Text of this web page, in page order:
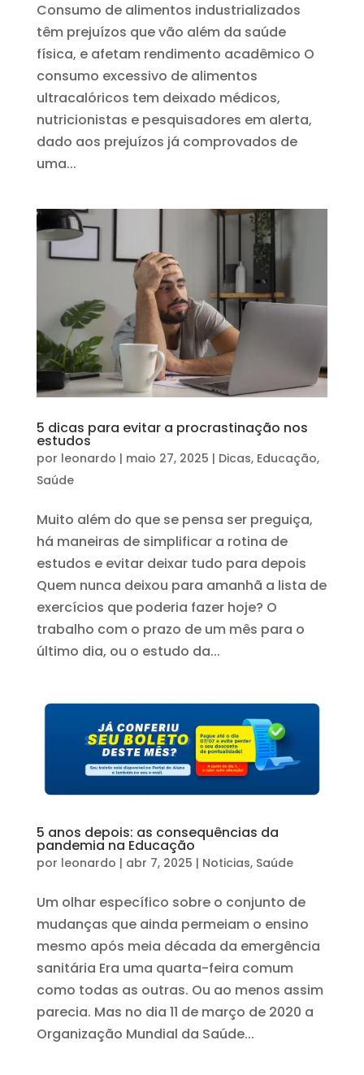
Consumo de alimentos industrializados
têm prejuízos que vão além da saúde
física, e afetam rendimento acadêmico O
consumo excessivo de alimentos
ultracalóricos tem deixado médicos,
nutricionistas e pesquisadores em alerta,
dado aos prejuízos já comprovados de
uma...
5 dicas para evitar a procrastinação nos
estudos
por leonardo | maio 27, 2025 | Dicas, Educação,
Saúde
Muito além do que se pensa ser preguiça,
há maneiras de simplificar a rotina de
estudos e evitar deixar tudo para depois
Quem nunca deixou para amanhã a lista de
exercícios que poderia fazer hoje? O
trabalho com o prazo de um mês para o
último dia, ou o estudo da...
5 anos depois: as consequências da
pandemia na Educação
por leonardo | abr 7, 2025 | Noticias, Saúde
Um olhar específico sobre o conjunto de
mudanças que ainda permeiam o ensino
mesmo após meia década da emergência
sanitária Era uma quarta-feira comum
como todas as outras. Ou ao menos assim
parecia. Mas no dia 11 de março de 2020 a
Organização Mundial da Saúde...